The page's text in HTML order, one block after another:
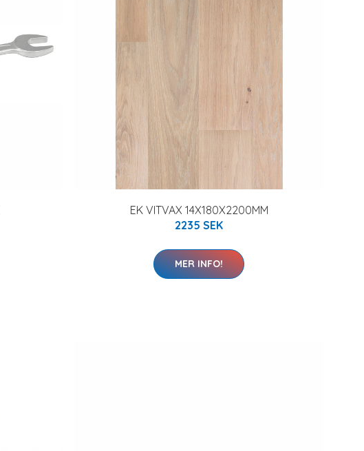
EK VITVAX 14X180X2200MM
2235 SEK
MER INFO!